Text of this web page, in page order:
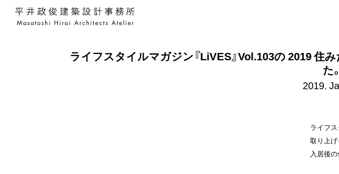
ライフスタイルマガジン『LiVES』Vol.103の 2019 住
た。
2019.
ライフス
取り上げ
入居後